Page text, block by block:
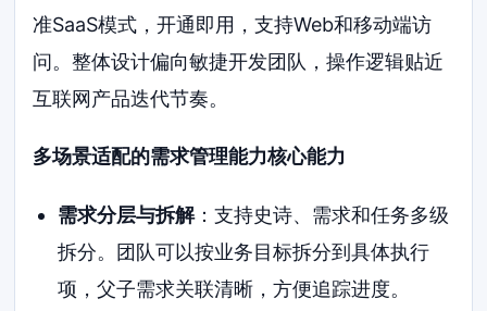
准SaaS模式，开通即用，支持Web和移动端访
问。整体设计偏向敏捷开发团队，操作逻辑贴近
互联网产品迭代节奏。
多场景适配的需求管理能力核心能力
需求分层与拆解：支持史诗、需求和任务多级
拆分。团队可以按业务目标拆分到具体执行
项，父子需求关联清晰，方便追踪进度。